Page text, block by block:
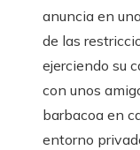
anuncia en
de las
ejerciendo su
con unos
barbacoa en
entorno